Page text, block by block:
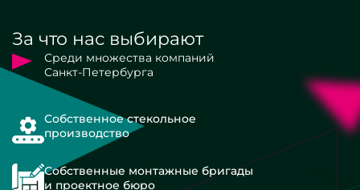
За что нас выбирают
Среди множества компаний
Санкт-Петербурга
Собственное стекольное
производство
Собственные монтажные бригады
и проектное бюро